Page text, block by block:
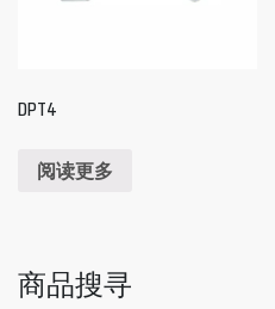
DPT4
阅读更多
商品搜寻